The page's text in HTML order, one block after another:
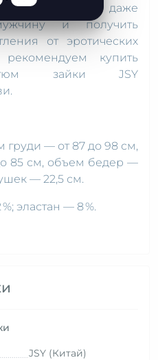
соблазнить даже
и получить
от эротических
купить
зайки JSY
груди — от 87 до 98 см,
85 см, объем бедер —
— 22,5 см.
эластан — 8 %.
JSY (Китай)